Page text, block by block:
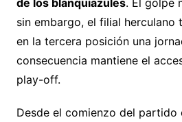
sin embargo, el filial herculano
en la tercera posición una
consecuencia mantiene el
play-off.
Desde el comienzo del partido